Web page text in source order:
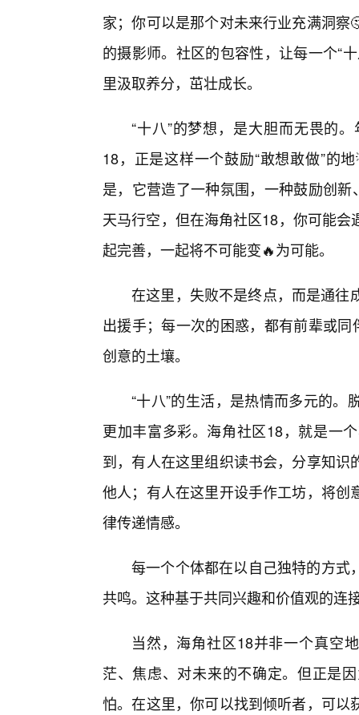
家；你可以是那个对未来行业充满洞
的摄影师。社区的包容性，让每一个“
里汲取养分，茁壮成长。
“十八”的梦想，是大胆而无畏的
18，正是这样一个鼓励“敢想敢做”的
是，它营造了一种氛围，一种鼓励创
天马行空，但在海角社区18，你可能
起完善，一起将不可能变🔥为可能。
在这里，失败不是终点，而是通往
出援手；每一次的困惑，都有前辈或
创意的土壤。
“十八”的生活，是热情而多元的
更加丰富多彩。海角社区18，就是一
到，有人在这里组织读书会，分享知
他人；有人在这里开设手作工坊，将
律传递情感。
每一个个体都在以自己独特的方式
共鸣。这种基于共同兴趣和价值观的连
当然，海角社区18并非一个真空
茫、焦虑、对未来的不确定。但正是
怕。在这里，你可以找到倾听者，可